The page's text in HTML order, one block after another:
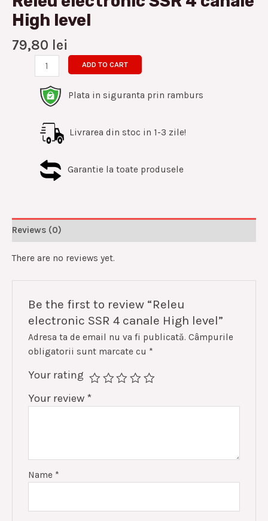
High level
79,80 lei
ADD TO CART
Plata in siguranta prin ramburs
Livrarea din stoc in 1-3 zile!
Garantie la toate produsele
Reviews (0)
There are no reviews yet.
Be the first to review “Releu
electronic SSR 4 canale High level”
Adresa ta de email nu va fi publicată. Câmpurile
obligatorii sunt marcate cu *
Your rating
Your review *
Name *